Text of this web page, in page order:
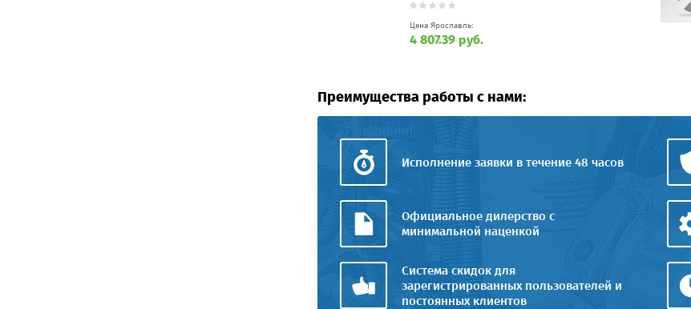
Цена Ярославль:
4 807.39 руб.
Преимущества работы с нами:
Исполнение заявки в течение 48 часов
Официальное дилерство с
минимальной наценкой
Система скидок для
зарегистрированных пользователей и
постоянных клиентов